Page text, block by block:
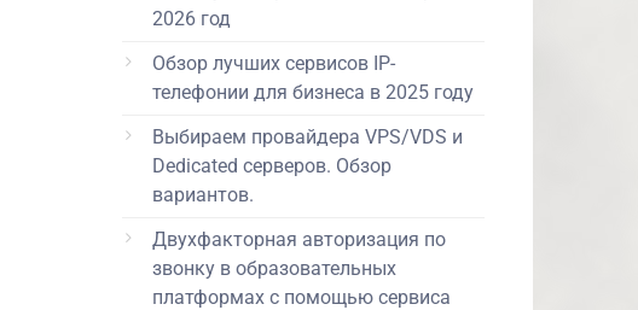
2026 год
Обзор лучших сервисов IP-
телефонии для бизнеса в 2025 году
Выбираем провайдера VPS/VDS и
Dedicated серверов. Обзор
вариантов.
Двухфакторная авторизация по
звонку в образовательных
платформах с помощью сервиса